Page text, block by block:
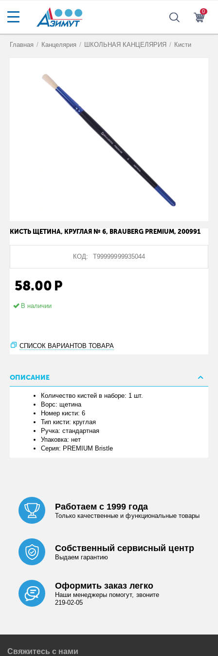
0
Главная / Канцелярия / ШКОЛЬНАЯ КАНЦЕЛЯРИЯ / Кисти
КИСТЬ ЩЕТИНА, КРУГЛАЯ № 6, BRAUBERG PREMIUM, 200991
КОД: Т99999999935044
58.00 Р
В наличии
СПИСОК ВАРИАНТОВ ТОВАРА
ОПИСАНИЕ
Количество кистей в наборе: 1 шт.
Ворс: щетина
Номер кисти: 6
Тип кисти: круглая
Ручка: стандартная
Упаковка: нет
Серия: PREMIUM Bristle
Работаем с 1999 года
Только качественные и функциональные товары
Собственный сервисный центр
Выдаем гарантию
Оформить заказ легко
Наши менеджеры помогут, звоните
219-02-05
Свяжитесь с нами